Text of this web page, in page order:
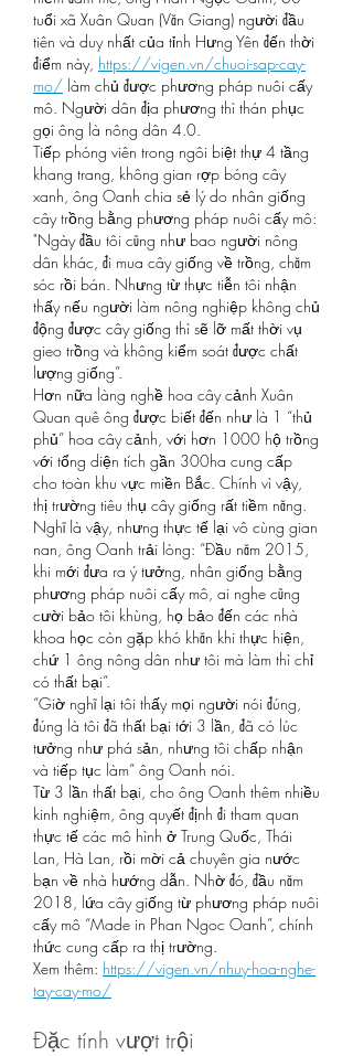
tuổi xã Xuân Quan (Văn Giang) người đầu
tiên và duy nhất của tỉnh Hưng Yên đến thời
điểm này, https://vigen.vn/chuoi-sap-cay-
mo/ làm chủ được phương pháp nuôi cấy
mô. Người dân địa phương thì thán phục
gọi ông là nông dân 4.0.
Tiếp phóng viên trong ngôi biệt thự 4 tầng
khang trang, không gian rợp bóng cây
xanh, ông Oanh chia sẻ lý do nhân giống
cây trồng bằng phương pháp nuôi cấy mô:
"Ngày đầu tôi cũng như bao người nông
dân khác, đi mua cây giống về trồng, chăm
sóc rồi bán. Nhưng từ thực tiễn tôi nhận
thấy nếu người làm nông nghiệp không chủ
động được cây giống thì sẽ lỡ mất thời vụ
gieo trồng và không kiểm soát được chất
lượng giống”.
Hơn nữa làng nghề hoa cây cảnh Xuân
Quan quê ông được biết đến như là 1 “thủ
phủ” hoa cây cảnh, với hơn 1000 hộ trồng
với tổng diện tích gần 300ha cung cấp
cho toàn khu vực miền Bắc. Chính vì vậy,
thị trường tiêu thụ cây giống rất tiềm năng.
Nghĩ là vậy, nhưng thực tế lại vô cùng gian
nan, ông Oanh trải lòng: “Đầu năm 2015,
khi mới đưa ra ý tưởng, nhân giống bằng
phương pháp nuôi cấy mô, ai nghe cũng
cười bảo tôi khùng, họ bảo đến các nhà
khoa học còn gặp khó khăn khi thực hiện,
chứ 1 ông nông dân như tôi mà làm thì chỉ
có thất bại”.
“Giờ nghĩ lại tôi thấy mọi người nói đúng,
đúng là tôi đã thất bại tới 3 lần, đã có lúc
tưởng như phá sản, nhưng tôi chấp nhận
và tiếp tục làm” ông Oanh nói.
Từ 3 lần thất bại, cho ông Oanh thêm nhiều
kinh nghiệm, ông quyết định đi tham quan
thực tế các mô hình ở Trung Quốc, Thái
Lan, Hà Lan, rồi mời cả chuyên gia nước
bạn về nhà hướng dẫn. Nhờ đó, đầu năm
2018, lứa cây giống từ phương pháp nuôi
cấy mô “Made in Phan Ngoc Oanh”, chính
thức cung cấp ra thị trường.
Xem thêm: https://vigen.vn/nhuy-hoa-nghe-
tay-cay-mo/
Đặc tính vượt trội